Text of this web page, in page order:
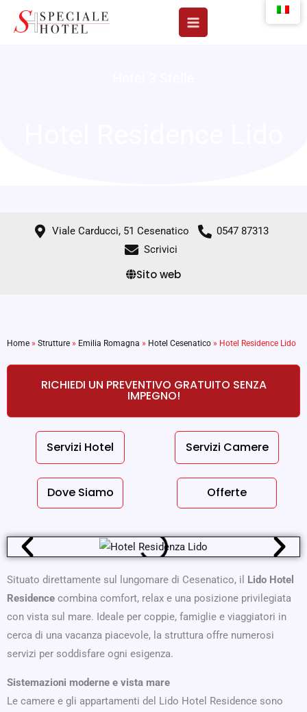
Viale Carducci, 51 Cesenatico
0547 87313
Scrivici
Sito web
Home » Strutture » Emilia Romagna » Hotel Cesenatico » Hotel Residence Lido
RICHIEDI UN PREVENTIVO GRATUITO SENZA
IMPEGNO!
Servizi Hotel Servizi Camere
Dove Siamo Offerte
Situato direttamente sul lungomare di Cesenatico, il Lido Hotel
Residence combina comfort, relax e una posizione privilegiata
con vista sul mare. Ideale per coppie, famiglie e viaggiatori in
cerca di una vacanza piacevole, la struttura offre numerosi
servizi per soddisfare ogni esigenza.
Sistemazioni moderne e vista mare
Le camere e gli appartamenti del Lido Hotel Residence sono